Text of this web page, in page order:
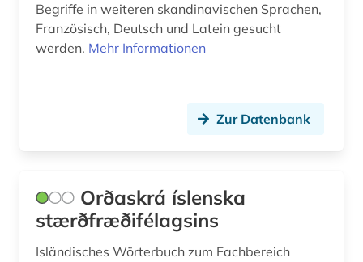
Begriffe in weiteren skandinavischen Sprachen,
Französisch, Deutsch und Latein gesucht
werden. Mehr Informationen
Zur Datenbank
Orðaskrá íslenska
stærðfræðifélagsins
Isländisches Wörterbuch zum Fachbereich